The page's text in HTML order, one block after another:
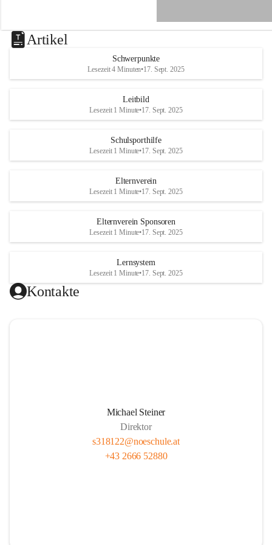
u
a
e
x
Artikel
Schwerpunkte
Lesezeit 4 Minuten•17. Sept. 2025
Leitbild
Lesezeit 1 Minute•17. Sept. 2025
Schulsporthilfe
Lesezeit 1 Minute•17. Sept. 2025
Elternverein
Lesezeit 1 Minute•17. Sept. 2025
Elternverein Sponsoren
Lesezeit 1 Minute•17. Sept. 2025
Lernsystem
Lesezeit 1 Minute•17. Sept. 2025
Kontakte
Michael Steiner
Direktor
s318122@noeschule.at
+43 2666 52880